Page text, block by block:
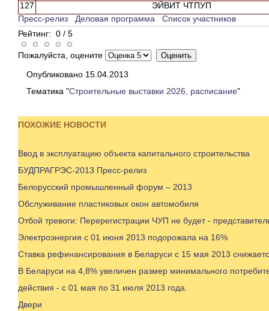
127
ЭЙВИТ ЧТПУП
Пресс-релиз Деловая программа Список участников
Рейтинг: 0 / 5
Пожалуйста, оцените
Опубликовано 15.04.2013
Тематика "Строительные выставки 2026, расписание"
ПОХОЖИЕ НОВОСТИ
Ввод в эксплуатацию объекта капитального строительства
БУДПРАГРЭС-2013 Пресс-релиз
Белорусский промышленный форум – 2013
Обслуживание пластиковых окон автомобиля
Отбой тревоги: Перерегистрации ЧУП не будет -
Электроэнергия с 01 июня 2013 подорожала на 16%
Ставка рефинансирования в Беларуси с 15 мая 2013
В Беларуси на 4,8% увеличен размер минимального
действия - с 01 мая по 31 июля 2013 года.
Двери